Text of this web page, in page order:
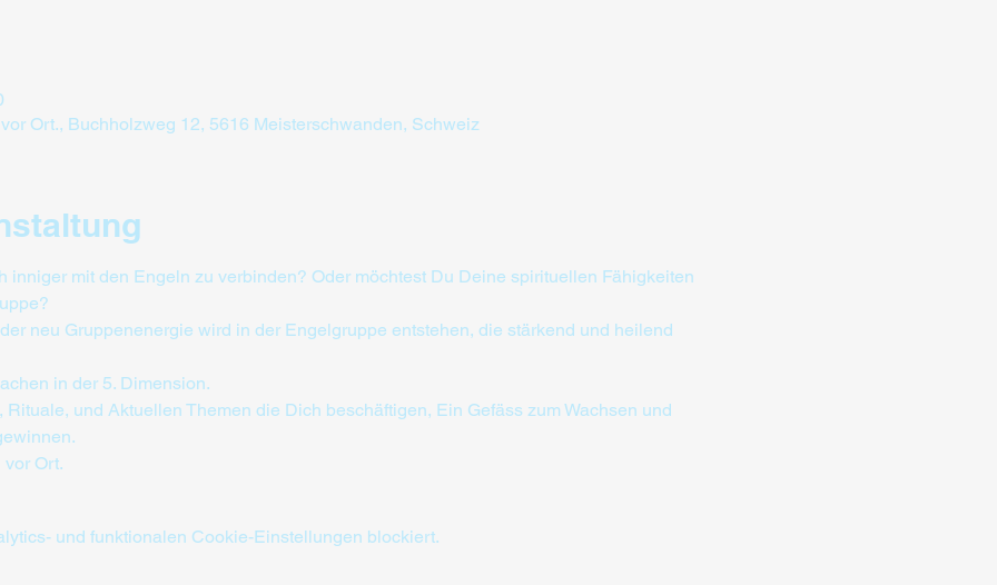
Ort., Buchholzweg 12, 5616 Meisterschwanden, Schweiz
inniger mit den Engeln zu verbinden? Oder möchtest Du Deine spirituellen Fähigkeiten
neu Gruppenenergie wird in der Engelgruppe entstehen, die stärkend und heilend
in der 5. Dimension.
und Aktuellen Themen die Dich beschäftigen, Ein Gefäss zum Wachsen und
vor Ort.
und funktionalen Cookie-Einstellungen blockiert.